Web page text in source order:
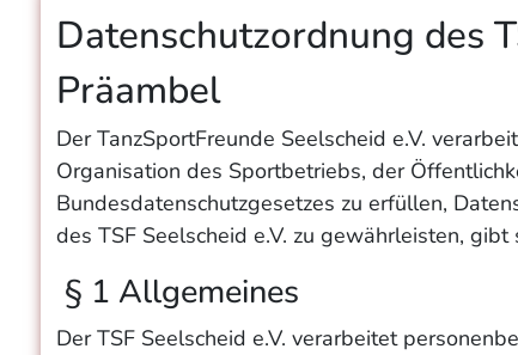
Datenschutzordnung des
Präambel
Der TanzSportFreunde Seelscheid e.V.
Organisation des Sportbetriebs, der
Bundesdatenschutzgesetzes zu erfüllen,
des TSF Seelscheid e.V. zu gewährleisten,
§ 1 Allgemeines
Der TSF Seelscheid e.V. verarbeitet